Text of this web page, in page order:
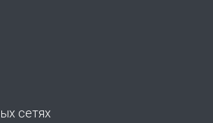
сетях